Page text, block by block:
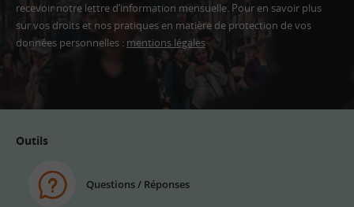
recevoir notre lettre d’information mensuelle. Pour en savoir plus
sur vos droits et nos pratiques en matière de protection de vos
données personnelles : mentions légales
Outils
Questions / Réponses